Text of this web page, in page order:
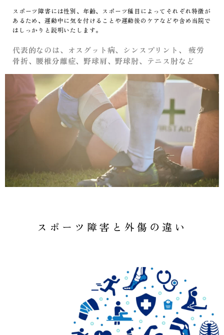
スポーツ障害には性別、年齢、スポーツ種目によってそれぞれ特徴が
あるため、運動中に気を付けることや運動後のケアなどや含め当院で
はしっかりと説明いたします。
代表的なのは、オスグット病、シンスプリント、 疲労
骨折、腰椎分離症、野球肩、野球肘、テニス肘など
スポーツ障害と外傷の違い